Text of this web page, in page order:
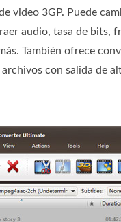
video 3GP. Puede
audio, tasa de bits,
También ofrece
con salida de